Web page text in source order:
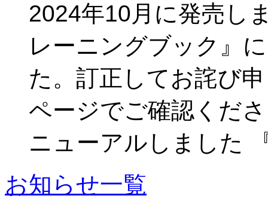
2024年10月に発売し
レーニングブック』
た。訂正してお詫び
ページでご確認くだ
ニューアルしました
お知らせ一覧